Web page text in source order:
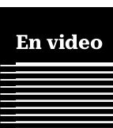
En video